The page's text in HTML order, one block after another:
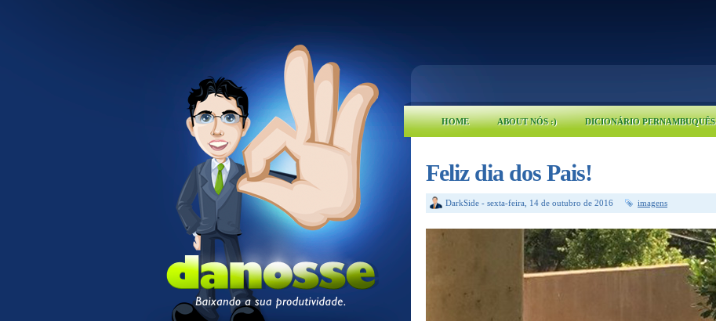
HOME ABOUT NÓS :) DICIONÁRIO PERNAMBUQUÊS
Feliz dia dos Pais!
DarkSide - sexta-feira, 14 de outubro de 2016 imagens